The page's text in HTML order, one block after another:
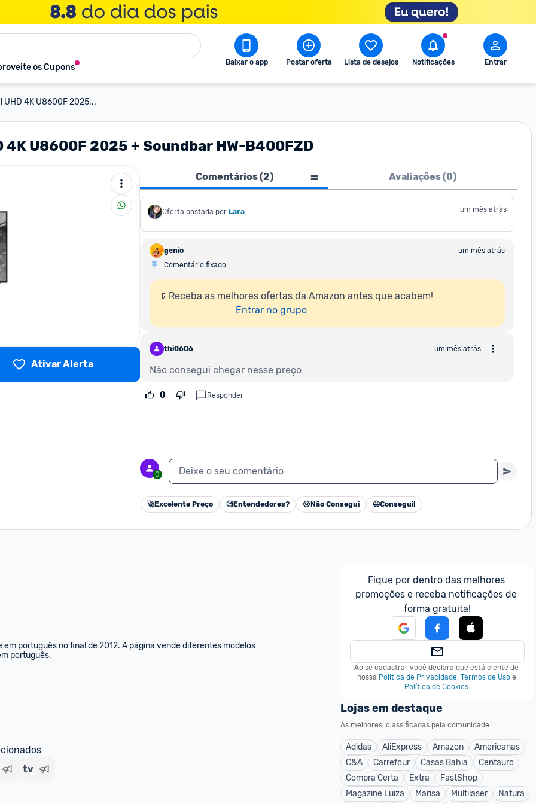
os Cupons Baixar o app Postar oferta Lista de desejos Notificações Entrar
UHD 4K U8600F 2025...
U8600F 2025 + Soundbar HW-B400FZD
Ativar Alerta
Comentários (2) Avaliações (0)
Oferta postada por Lara um mês atrás
genio
um mês atrás
Comentário fixado
📱Receba as melhores ofertas da Amazon antes que acabem!
Entrar no grupo
thi0606 um mês atrás
Não consegui chegar nesse preço
0 Responder
0 Deixe o seu comentário
🚀Excelente Preço 🧐Entendedores? 😢 Não Consegui 🤩Consegui!
português no final de 2012. A página vende diferentes modelos
português.
tv
Fique por dentro das melhores
promoções e receba notificações de
forma gratuita!
Ao se cadastrar você declara que está ciente de
nossa Política de Privacidade, Termos de Uso e
Política de Cookies.
Lojas em destaque
As melhores, classificadas pela comunidade
Adidas AliExpress Amazon
Americanas
C&A
Carrefour Casas Bahia
Centauro
Compra Certa
Extra
FastShop
Magazine Luiza
Marisa Multilaser Natura